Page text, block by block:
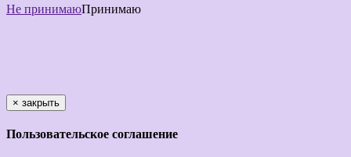
Не принимаюПринимаю
× закрыть
Пользовательское соглашение